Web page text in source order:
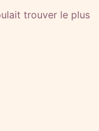
trouver le plus